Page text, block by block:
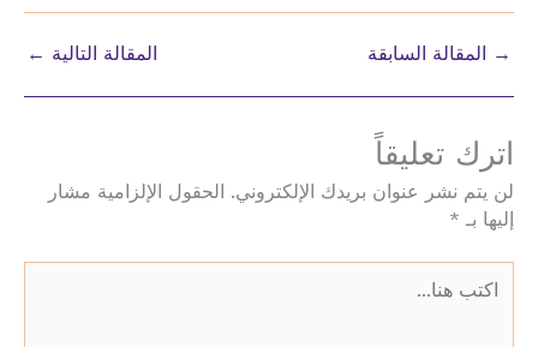
→ المقالة السابقة المقالة التالية ←
اترك تعليقاً
لن يتم نشر عنوان بريدك الإلكتروني.
الحقول الإلزامية مشار
إليها بـ *
هنا...